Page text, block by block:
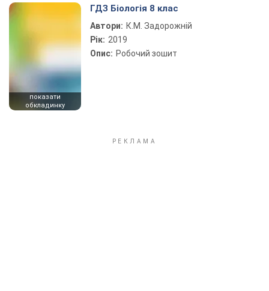
показати
обкладинку
ГДЗ Біологія 8 клас
Автори: К.М. Задорожній
Рік: 2019
Опис: Робочий зошит